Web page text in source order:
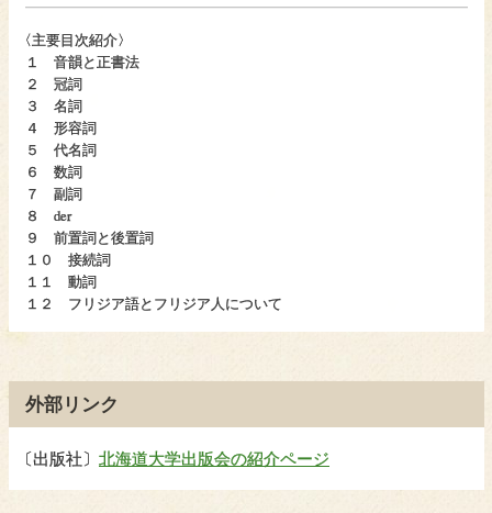
〈主要目次紹介〉
１ 音韻と正書法
２ 冠詞
３ 名詞
４ 形容詞
５ 代名詞
６ 数詞
７ 副詞
８ der
９ 前置詞と後置詞
１０ 接続詞
１１ 動詞
１２ フリジア語とフリジア人について
外部リンク
〔出版社〕 北海道大学出版会の紹介ページ